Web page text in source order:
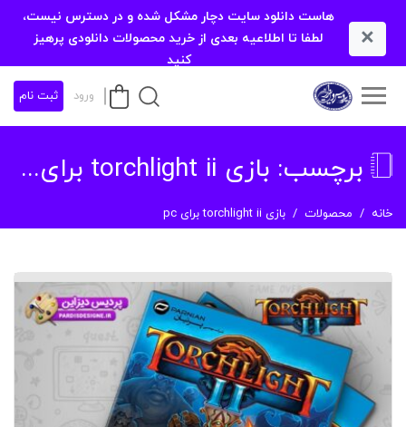
×
هاست دانلود سایت دچار مشکل شده و در دسترس نیست،
لطفا تا اطلاعیه بعدی از خرید محصولات دانلودی پرهیز
کنید
ورود ثبت نام
برچسب: بازی torchlight ii برای pc
خانه محصولات بازی torchlight ii برای pc